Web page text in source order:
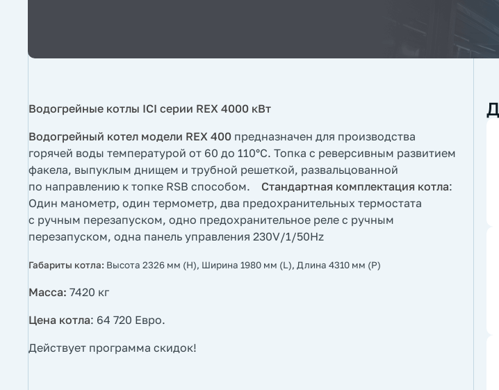
Водогрейные котлы ICI серии REX 4000 кВт
Водогрейный котел модели REX 400 предназначен для производства
горячей воды температурой от 60 до 110°C. Топка с реверсивным развитием
факела, выпуклым днищем и трубной решеткой, развальцованной
по направлению к топке RSB способом.
Стандартная комплектация котла:
Один манометр, один термометр, два предохранительных термостата
с ручным перезапуском, одно предохранительное реле с ручным
перезапуском, одна панель управления 230V/1/50Hz
Габариты котла: Высота 2326 мм (H), Ширина 1980 мм (L), Длина 4310 мм (P)
Масса: 7420 кг
Цена котла: 64 720 Евро.
Действует программа скидок!